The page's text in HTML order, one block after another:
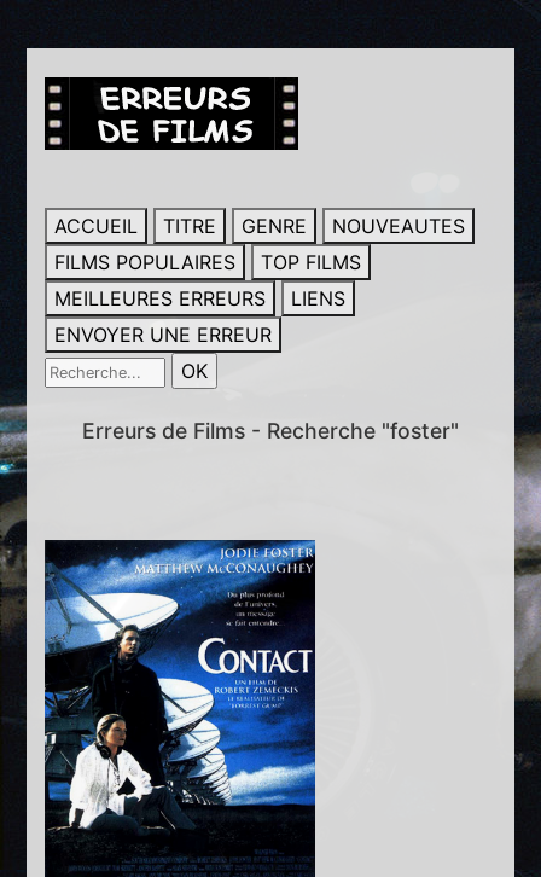
ACCUEIL TITRE GENRE
NOUVEAUTES
FILMS POPULAIRES
TOP FILMS
MEILLEURES ERREURS
LIENS
ENVOYER UNE ERREUR
Erreurs de Films - Recherche "foster"